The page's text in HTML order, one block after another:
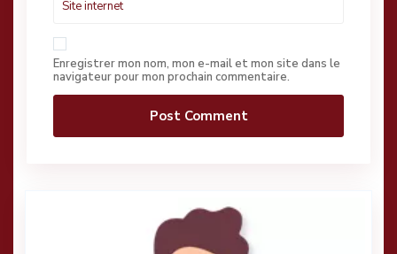
Enregistrer mon nom, mon e-mail et mon site dans le
navigateur pour mon prochain commentaire.